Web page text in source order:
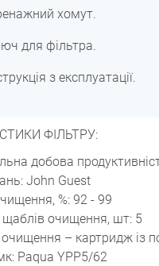
хомут.
для фільтра.
з експлуатації.
ФІЛЬТРУ:
добова
John Guest
%: 92 - 99
щаблів очищення, шт: 5
очищення – картридж із
Paqua YPP5/62